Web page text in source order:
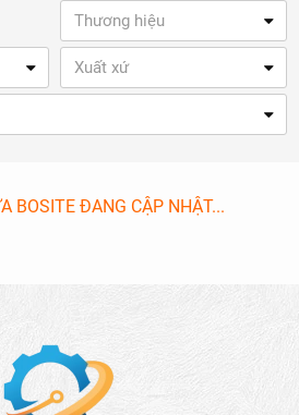
Thương hiệu
Xuất xứ
BOSITE ĐANG CẬP NHẬT...